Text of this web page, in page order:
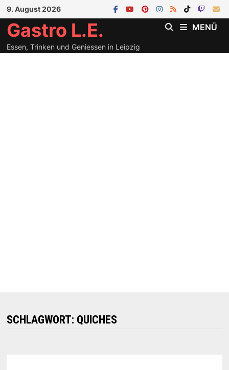
Zum
Inhalt
springen
9. August 2026
Gastro L.E.
Essen, Trinken und Geniessen in Leipzig
MENÜ
SCHLAGWORT: QUICHES